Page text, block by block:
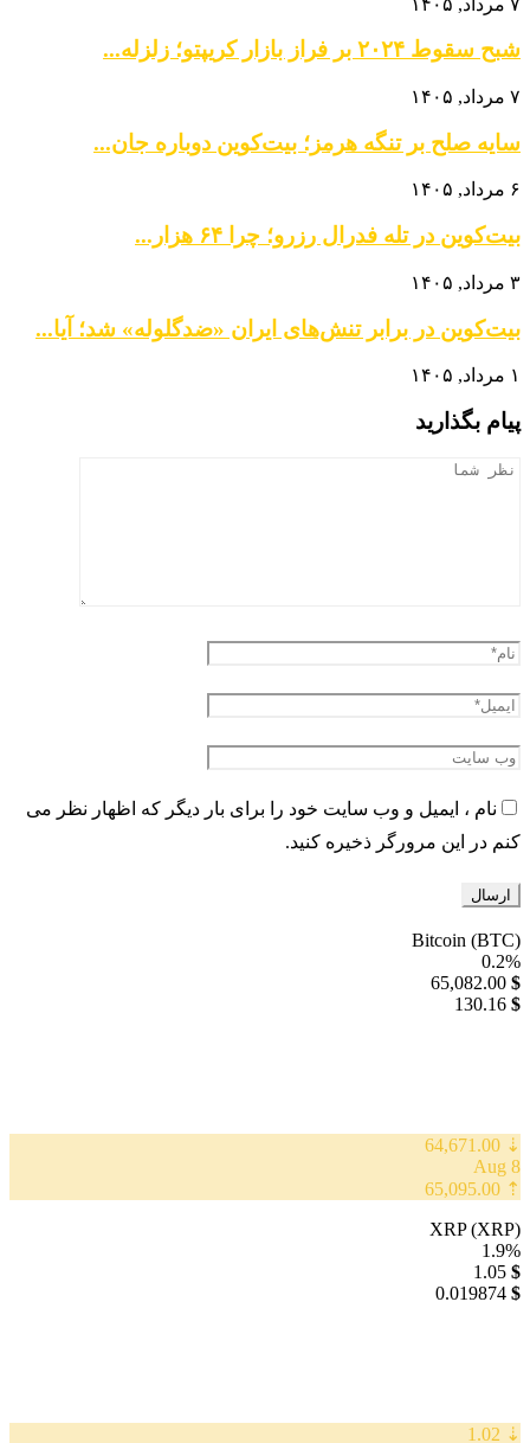
شبح سقوط ۲۰۲۴ بر فراز بازار کریپتو؛ زلزله...
۷ مرداد, ۱۴۰۵
سایه صلح بر تنگه هرمز؛ بیت‌کوین دوباره جان...
۶ مرداد, ۱۴۰۵
بیت‌کوین در تله فدرال رزرو؛ چرا ۶۴ هزار...
۳ مرداد, ۱۴۰۵
بیت‌کوین در برابر تنش‌های ایران «ضدگلوله» شد؛ آیا...
۱ مرداد, ۱۴۰۵
پیام بگذارید
نام ، ایمیل و وب سایت خود را برای بار دیگر که اظهار نظر می
کنم در این مرورگر ذخیره کنید.
Bitcoin (BTC)
0.2%
$
65,082.00
$
130.16
⇣ 64,671.00
8 Aug
⇡ 65,095.00
XRP (XRP)
1.9%
$
1.05
$
0.019874
⇣ 1.02